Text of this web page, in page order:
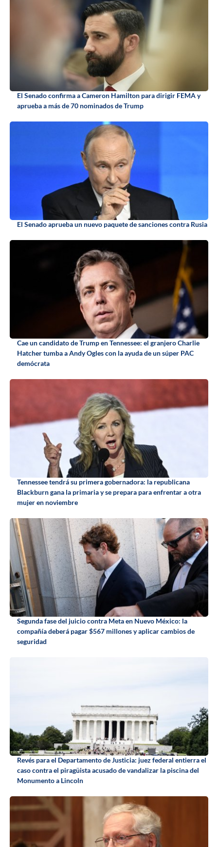
El Senado confirma a Cameron Hamilton para dirigir FEMA y
aprueba a más de 70 nominados de Trump
El Senado aprueba un nuevo paquete de sanciones contra Rusia
Cae un candidato de Trump en Tennessee: el granjero Charlie
Hatcher tumba a Andy Ogles con la ayuda de un súper PAC
demócrata
Tennessee tendrá su primera gobernadora: la republicana
Blackburn gana la primaria y se prepara para enfrentar a otra
mujer en noviembre
Segunda fase del juicio contra Meta en Nuevo México: la
compañía deberá pagar $567 millones y aplicar cambios de
seguridad
Revés para el Departamento de Justicia: juez federal entierra el
caso contra el piragüista acusado de vandalizar la piscina del
Monumento a Lincoln